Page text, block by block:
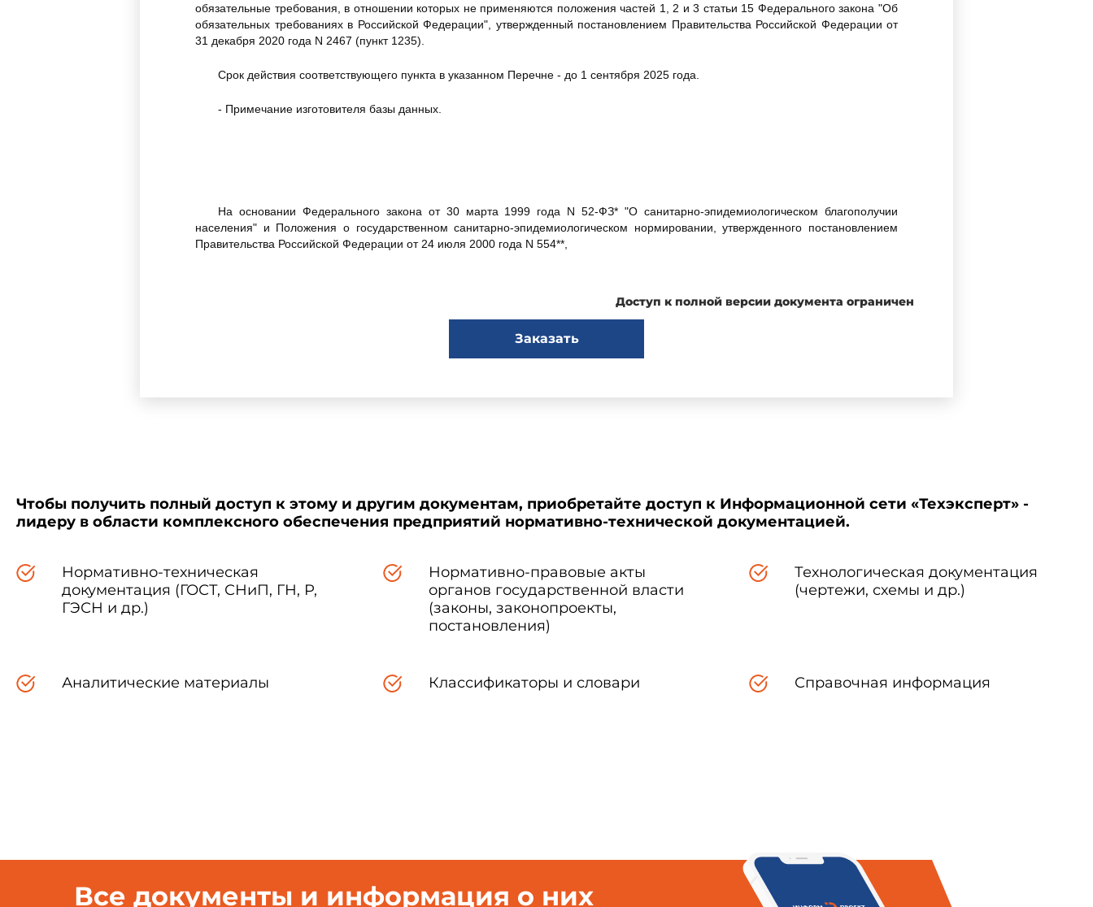
обязательные требования, в отношении которых не применяются положения частей 1, 2 и 3 статьи 15 Федерального закона "Об
обязательных требованиях в Российской Федерации", утвержденный постановлением Правительства Российской Федерации от
31 декабря 2020 года N 2467 (пункт 1235).
Срок действия соответствующего пункта в указанном Перечне - до 1 сентября 2025 года.
- Примечание изготовителя базы данных.
На основании Федерального закона от 30 марта 1999 года N 52-ФЗ* "О санитарно-эпидемиологическом благополучии
населения" и Положения о государственном санитарно-эпидемиологическом нормировании, утвержденного постановлением
Правительства Российской Федерации от 24 июля 2000 года N 554**,
** Собрание законодательства Российской Федерации, 2000, N 31, ст.3295.
Ввести в действие санитарные правила и нормы "Гигиенические требования к устройству и эксплуатации рентгеновских
аппаратов и проведению рентгенологических исследований. СанПиН 2.6.1.1192-03", утвержденные Главным государственным
санитарным врачом Российской Федерации 14 февраля 2003 года, с 1 мая 2003 года.
Доступ к полной версии документа ограничен
Заказать
Чтобы получить полный доступ к этому и другим документам, приобретайте доступ к Информационной сети «Техэксперт» -
лидеру в области комплексного обеспечения предприятий нормативно-технической документацией.
Нормативно-техническая
документация (ГОСТ, СНиП, ГН, Р,
ГЭСН и др.)
Нормативно-правовые акты
органов государственной власти
(законы, законопроекты,
постановления)
Технологическая документация
(чертежи, схемы и др.)
Аналитические материалы Классификаторы и словари Справочная информация
Все документы и информация о них